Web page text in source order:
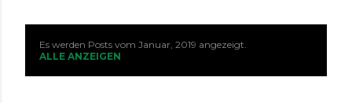
Es werden Posts vom Januar, 2019 angezeigt.
ALLE ANZEIGEN